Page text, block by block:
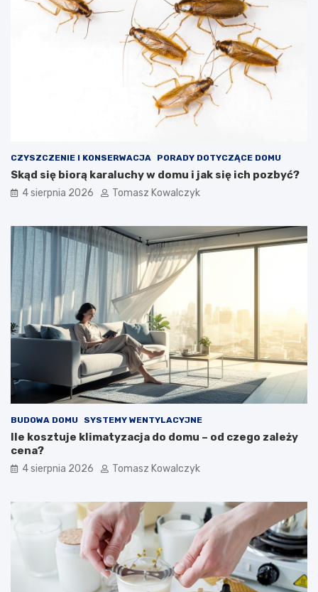
CZYSZCZENIE I KONSERWACJA PORADY DOTYCZĄCE DOMU
Skąd się biorą karaluchy w domu i jak się ich pozbyć?
4 sierpnia 2026 Tomasz Kowalczyk
BUDOWA DOMU SYSTEMY WENTYLACYJNE
Ile kosztuje klimatyzacja do domu – od czego zależy
cena?
4 sierpnia 2026 Tomasz Kowalczyk